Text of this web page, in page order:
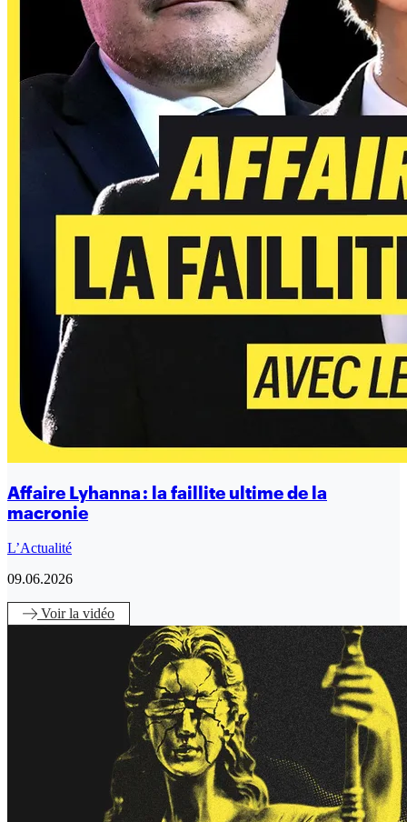
Affaire Lyhanna : la faillite ultime de la
macronie
L’Actualité
09.06.2026
Voirla vidéo